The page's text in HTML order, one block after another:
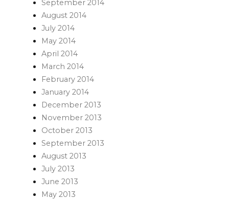
September 2014
August 2014
July 2014
May 2014
April 2014
March 2014
February 2014
January 2014
December 2013
November 2013
October 2013
September 2013
August 2013
July 2013
June 2013
May 2013